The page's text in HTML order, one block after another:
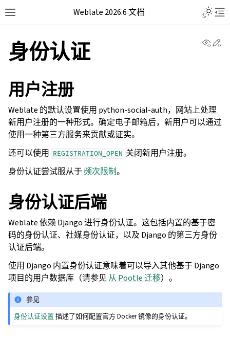
Weblate 2026.6 文档
身份认证
用户注册
Weblate 的默认设置使用 python-social-auth，网站上处理
新用户注册的一种形式。确定电子邮箱后，新用户可以通过
使用一种第三方服务来贡献或证实。
还可以使用
REGISTRATION_OPEN 关闭新用户注册。
身份认证尝试服从于频次限制。
身份认证后端
Weblate 依赖 Django 进行身份认证。这包括内置的基于密
码的身份认证、社媒身份认证，以及 Django 的第三方身份
认证后端。
使用 Django 内置身份认证意味着可以导入其他基于 Django
项目的用户数据库（请参见 从 Pootle 迁移）。
参见
身份认证设置 描述了如何配置官方 Docker 镜像的身份认证。